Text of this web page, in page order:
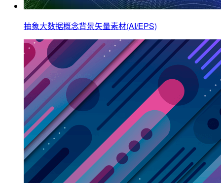
抽象大数据概念背景矢量素材(AI/EPS)